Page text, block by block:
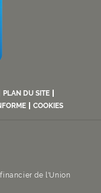
PLAN DU SITE
COOKIES
de l'Union